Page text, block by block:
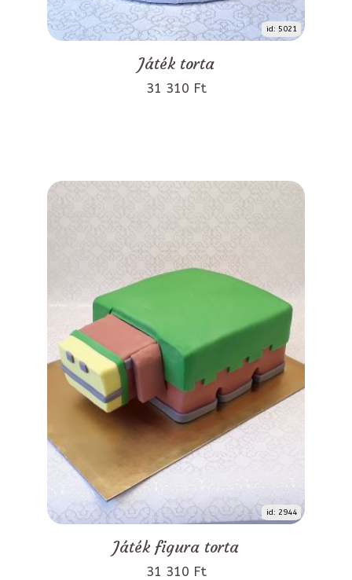
id: 5021
Játék torta
31 310 Ft
id: 2944
Játék figura torta
31 310 Ft